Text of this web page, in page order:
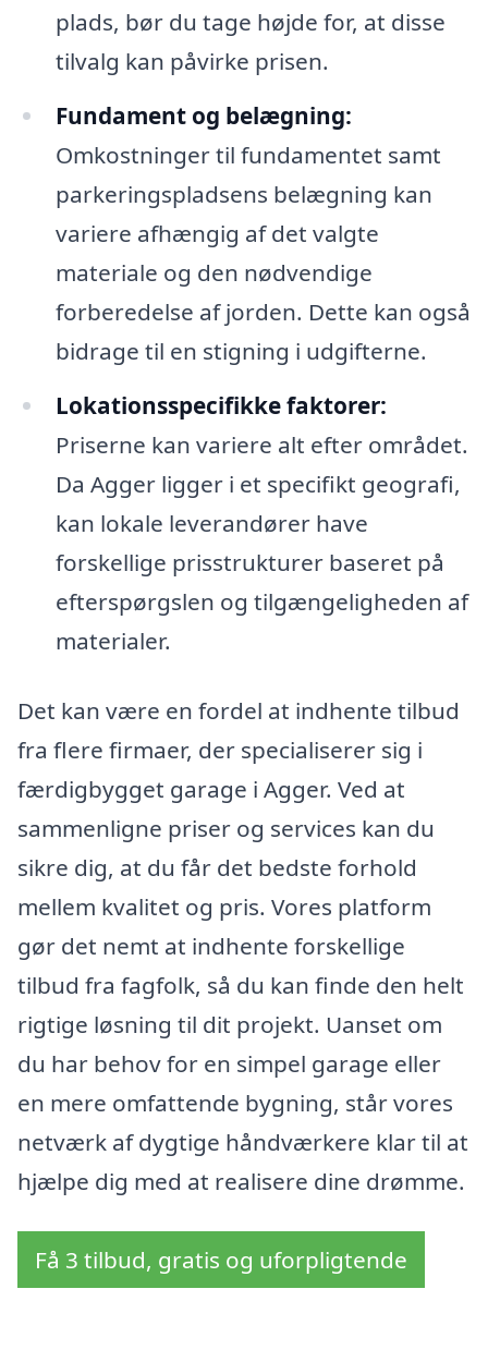
plads, bør du tage højde for, at disse
tilvalg kan påvirke prisen.
Fundament og belægning:
Omkostninger til fundamentet samt
parkeringspladsens belægning kan
variere afhængig af det valgte
materiale og den nødvendige
forberedelse af jorden. Dette kan også
bidrage til en stigning i udgifterne.
Lokationsspecifikke faktorer:
Priserne kan variere alt efter området.
Da Agger ligger i et specifikt geografi,
kan lokale leverandører have
forskellige prisstrukturer baseret på
efterspørgslen og tilgængeligheden af
materialer.
Det kan være en fordel at indhente tilbud
fra flere firmaer, der specialiserer sig i
færdigbygget garage i Agger. Ved at
sammenligne priser og services kan du
sikre dig, at du får det bedste forhold
mellem kvalitet og pris. Vores platform
gør det nemt at indhente forskellige
tilbud fra fagfolk, så du kan finde den helt
rigtige løsning til dit projekt. Uanset om
du har behov for en simpel garage eller
en mere omfattende bygning, står vores
netværk af dygtige håndværkere klar til at
hjælpe dig med at realisere dine drømme.
Få 3 tilbud, gratis og uforpligtende